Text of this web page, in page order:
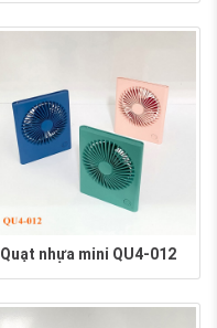
Quạt nhựa mini QU4-012